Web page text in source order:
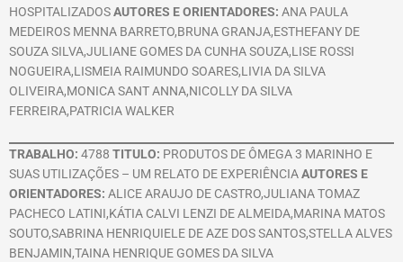
HOSPITALIZADOSAUTORES E ORIENTADORES: ANA PAULA
MEDEIROS MENNA BARRETO,BRUNA GRANJA,ESTHEFANY DE
SOUZA SILVA,JULIANE GOMES DA CUNHA SOUZA,LISE ROSSI
NOGUEIRA,LISMEIA RAIMUNDO SOARES,LIVIA DA SILVA
OLIVEIRA,MONICA SANT ANNA,NICOLLY DA SILVA
FERREIRA,PATRICIA WALKER
TRABALHO: 4788 TITULO: PRODUTOS DE ÔMEGA 3 MARINHO E
SUAS UTILIZAÇÕES – UM RELATO DE EXPERIÊNCIAAUTORES E
ORIENTADORES: ALICE ARAUJO DE CASTRO,JULIANA TOMAZ
PACHECO LATINI,KÁTIA CALVI LENZI DE ALMEIDA,MARINA MATOS
SOUTO,SABRINA HENRIQUIELE DE AZE DOS SANTOS,STELLA ALVES
BENJAMIN,TAINA HENRIQUE GOMES DA SILVA